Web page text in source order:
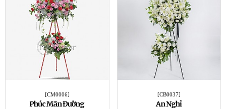
[CM0006]
Phúc Mãn Đường
[CB0037]
An Nghỉ